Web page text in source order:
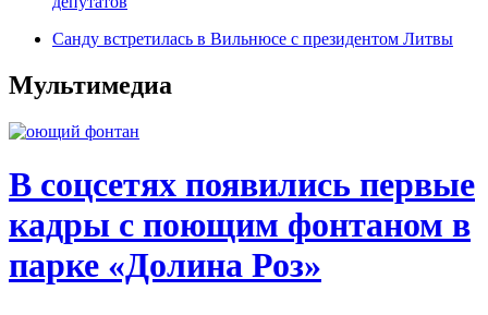
Санду встретилась в Вильнюсе с президентом Литвы
Мультимедиа
В соцсетях появились первые
кадры с поющим фонтаном в
парке «Долина Роз»